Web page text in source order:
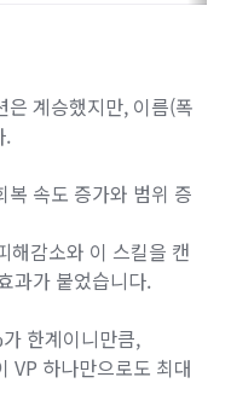
이 강화됨
검술캔슬 횟수를 소모하지 않음
계승했지만, 이름(폭